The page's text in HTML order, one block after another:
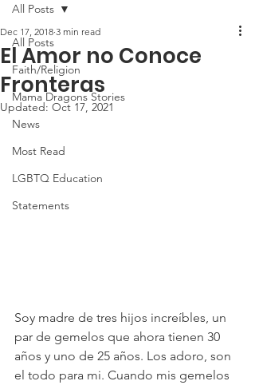
All Posts
Faith/Religion
Mama Dragons Stories
News
Most Read
LGBTQ Education
Statements
All Posts
El Amor no Conoce
Fronteras
Dec 17, 2018 3 min read
Updated: Oct 17, 2021
Soy madre de tres hijos increíbles, un
par de gemelos que ahora tienen 30
años y uno de 25 años. Los adoro, son
el todo para mi. Cuando mis gemelos